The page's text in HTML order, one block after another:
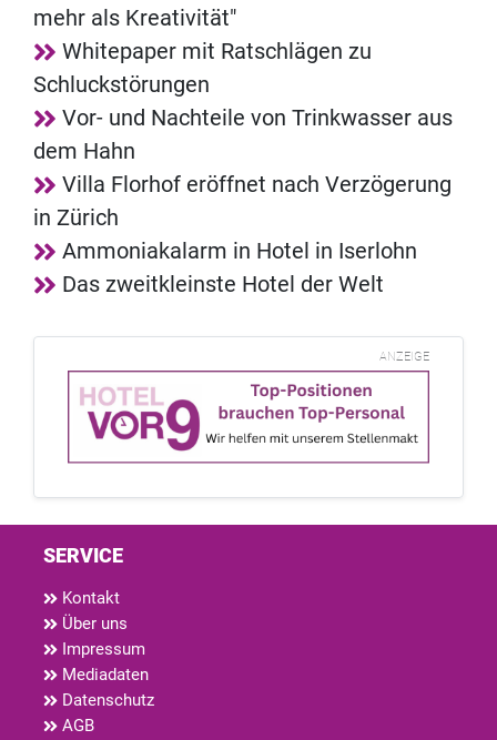
mehr als Kreativität"
Whitepaper mit Ratschlägen zu
Schluckstörungen
Vor- und Nachteile von Trinkwasser aus
dem Hahn
Villa Florhof eröffnet nach Verzögerung
in Zürich
Ammoniakalarm in Hotel in Iserlohn
Das zweitkleinste Hotel der Welt
ANZEIGE
SERVICE
Kontakt
Über uns
Impressum
Mediadaten
Datenschutz
AGB